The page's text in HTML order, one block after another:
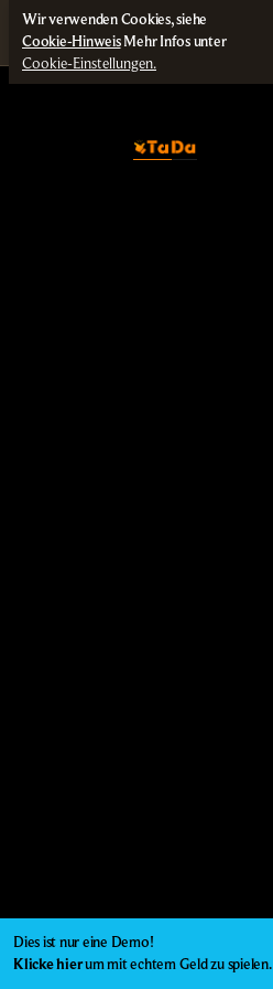
Dies ist nur eine Demo!
Klicke hierum mit echtem Geld zu spielen.
Wir verwenden Cookies, siehe
Cookie-HinweisMehr Infos unter
Cookie-Einstellungen.